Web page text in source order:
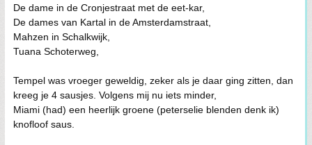
De dame in de Cronjestraat met de eet-kar,
De dames van Kartal in de Amsterdamstraat,
Mahzen in Schalkwijk,
Tuana Schoterweg,
Tempel was vroeger geweldig, zeker als je daar ging zitten, dan
kreeg je 4 sausjes. Volgens mij nu iets minder,
Miami (had) een heerlijk groene (peterselie blenden denk ik)
knofloof saus.